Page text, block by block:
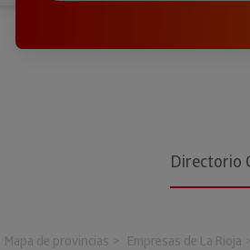
Directorio
Mapa de provincias Empresas de La Rioja